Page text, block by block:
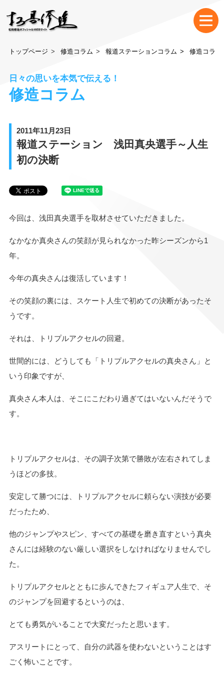
トップページ 修造コラム 報道ステーションコラム 修造コラム
日々の思いを本気で伝える！
修造コラム
2011年11月23日
報道ステーション 浅田真央選手～人生
初の決断
今回は、浅田真央選手を取材させていただきました。
なかなか真央さんの笑顔が見られなかった昨シーズンから1
年。
今年の真央さんは復活しています！
その笑顔の裏には、スケート人生で初めての決断があったそ
うです。
それは、トリプルアクセルの回避。
世間的には、どうしても「トリプルアクセルの真央さん」と
いう印象ですが、
真央さん本人は、そこにこだわり過ぎてはいないんだそうで
す。
トリプルアクセルは、その調子次第で勝敗が左右されてしま
うほどの多技。
安定して勝つには、トリプルアクセルに頼らない演技が必要
だったため、
他のジャンプやスピン、すべての基礎を磨き直すという真央
さんには経験のない厳しい選択をしなければなりませんでし
た。
トリプルアクセルとともに歩んできたフィギュア人生で、そ
のジャンプを回避するというのは、
とても勇気がいることで大変だったと思います。
アスリートにとって、自分の武器を使わないということはす
ごく怖いことです。